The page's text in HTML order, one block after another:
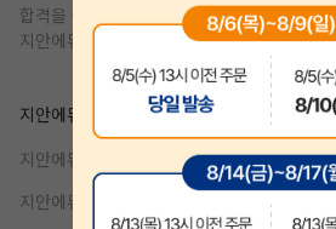
시 수강일 3일 자동 연장!
합격을 쉽고 빠르게,
지안에듀는 1년 안에 합격을 목표를 합니다.
지안에듀
지안에듀 공무원
지안에듀 자격증
제휴
강사지원